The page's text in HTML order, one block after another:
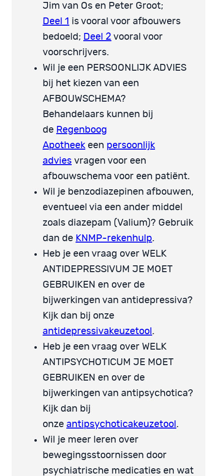
Jim van Os en Peter Groot;
Deel 1 is vooral voor afbouwers
bedoeld; Deel 2 vooral voor
voorschrijvers.
Wil je een PERSOONLIJK ADVIES
bij het kiezen van een
AFBOUWSCHEMA?
Behandelaars kunnen bij
de Regenboog
Apotheek een persoonlijk
advies vragen voor een
afbouwschema voor een patiënt.
Wil je benzodiazepinen afbouwen,
eventueel via een ander middel
zoals diazepam (Valium)? Gebruik
dan de KNMP-rekenhulp.
Heb je een vraag over WELK
ANTIDEPRESSIVUM JE MOET
GEBRUIKEN en over de
bijwerkingen van antidepressiva?
Kijk dan bij onze
antidepressivakeuzetool .
Heb je een vraag over WELK
ANTIPSYCHOTICUM JE MOET
GEBRUIKEN en over de
bijwerkingen van antipsychotica?
Kijk dan bij
onze antipsychoticakeuzetool .
Wil je meer leren over
bewegingsstoornissen door
psychiatrische medicaties en wat